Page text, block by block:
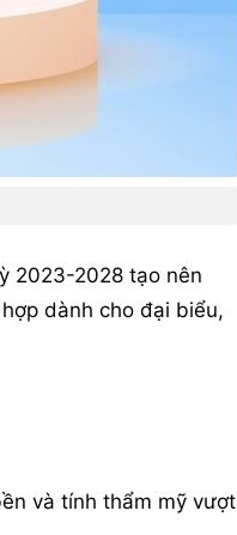
2023-2028 tạo nên
dành cho đại biểu,
và tính thẩm mỹ vượt